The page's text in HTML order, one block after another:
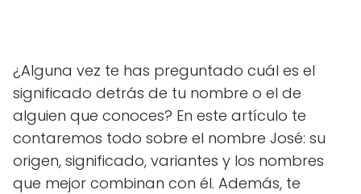
¿Alguna vez te has preguntado cuál es el
significado detrás de tu nombre o el de
alguien que conoces? En este artículo te
contaremos todo sobre el nombre José: su
origen, significado, variantes y los nombres
que mejor combinan con él. Además, te